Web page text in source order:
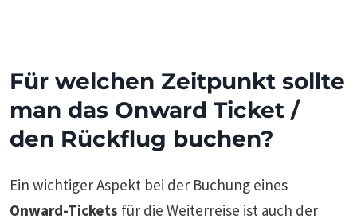
Für welchen Zeitpunkt sollte
man das Onward Ticket /
den Rückflug buchen?
Ein wichtiger Aspekt bei der Buchung eines
Onward-Tickets für die Weiterreise ist auch der